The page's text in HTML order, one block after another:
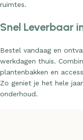
ruimtes.
Snel Leverbaar
Bestel vandaag en
werkdagen thuis.
plantenbakken en
Zo geniet je het hele
onderhoud.